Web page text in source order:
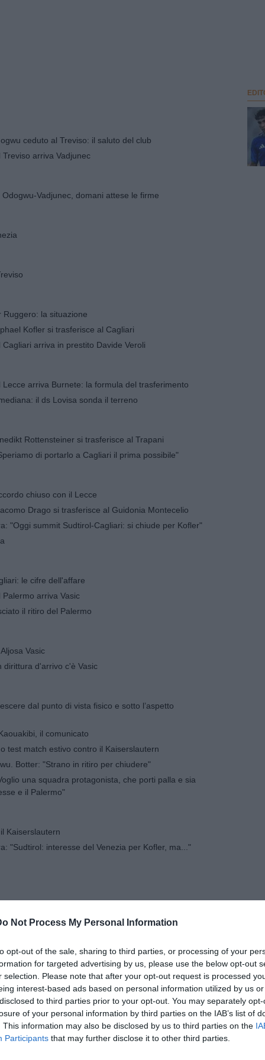
Not Process My Personal Information
opt-out of the sale, sharing to third parties, or processing of your
for targeted advertising by us, please use the below opt-out
selection. Please note that after your opt-out request is processed
interest-based ads based on personal information utilized by us
to third parties prior to your opt-out. You may separately
of your personal information by third parties on the IAB’s list of
This information may also be disclosed by us to third parties on the
Participants that may further disclose it to other third parties.
ceduto al Treviso: il saluto del club
arriva Vadjunec
Vadjunec, domani attese le firme
la situazione
Kofler si trasferisce al Cagliari
arriva in prestito Davide Veroli
arriva Burnete: la formula del trasferimento
il ds Lovisa sonda il terreno
Rottensteiner si trasferisce al Trapani
di portarlo a Cagliari il prima possibile"
chiuso con il Lecce
Drago si trasferisce al Guidonia Montecelio
"Oggi summit Sudtirol-Cagliari: si chiude per Kofler"
le cifre dell'affare
arriva Vasic
il ritiro del Palermo
Vasic
dirittura d'arrivo c'è Vasic
dal punto di vista fisico e sotto l’aspetto
il comunicato
test match estivo contro il Kaiserslautern
Botter: "Strano in ritiro per chiudere"
una squadra protagonista, che porti palla e sia
e il Palermo"
Kaiserslautern
"Sudtirol: interesse del Venezia per Kofler, ma..."
Venturi
il Mantova
stagionale